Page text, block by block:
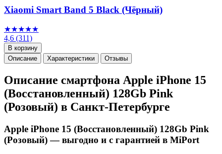
Xiaomi Smart Band 5 Black (Чёрный)
★★★★★
4,6 (311)
В корзину
Описание
Характеристики Отзывы
Описание смартфона Apple iPhone 15
(Восстановленный) 128Gb Pink
(Розовый) в Санкт-Петербурге
Apple iPhone 15 (Восстановленный) 128Gb Pink
(Розовый) — выгодно и с гарантией в MiPort